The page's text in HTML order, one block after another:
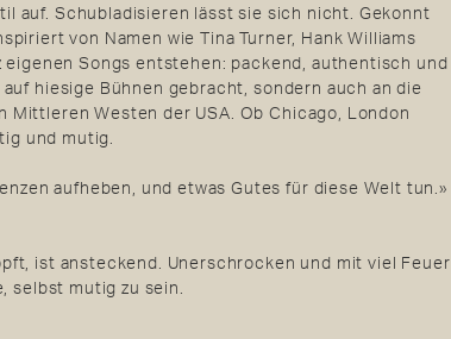
auf. Schubladisieren lässt sie sich nicht. Gekonnt
von Namen wie Tina Turner, Hank Williams
Songs entstehen: packend, authentisch und
hiesige Bühnen gebracht, sondern auch an die
Westen der USA. Ob Chicago, London
und mutig.
aufheben, und etwas Gutes für diese Welt tun.»
ist ansteckend. Unerschrocken und mit viel Feuer
selbst mutig zu sein.